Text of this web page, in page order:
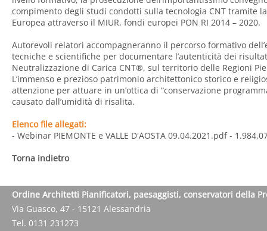
compimento degli studi condotti sulla tecnologia CNT tramite
Europea attraverso il MIUR, fondi europei PON RI 2014 – 2020.
Autorevoli relatori accompagneranno il percorso formativo
tecniche e scientifiche per documentare l’autenticità dei
Neutralizzazione di Carica CNT®, sul territorio delle Regioni
L’immenso e prezioso patrimonio architettonico storico e
attenzione per attuare in un’ottica di “conservazione
causato dall’umidità di risalita.
Elenco file allegati:
- Webinar PIEMONTE e VALLE D'AOSTA 09.04.2021.pdf-
Torna indietro
Ordine Architetti Pianificatori, paesaggisti, conservatori della
Via Guasco, 47 - 15121 Alessandria
Tel. 0131 231273